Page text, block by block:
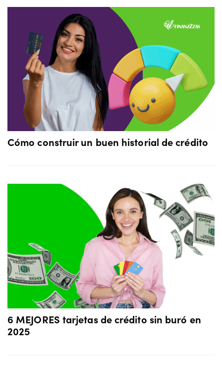
Cómo construir un buen historial de crédito
6 MEJORES tarjetas de crédito sin buró en
2025